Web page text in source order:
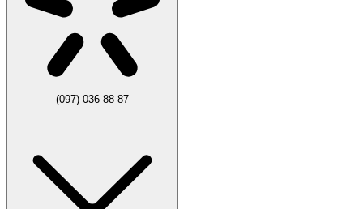
(097) 036 88 87